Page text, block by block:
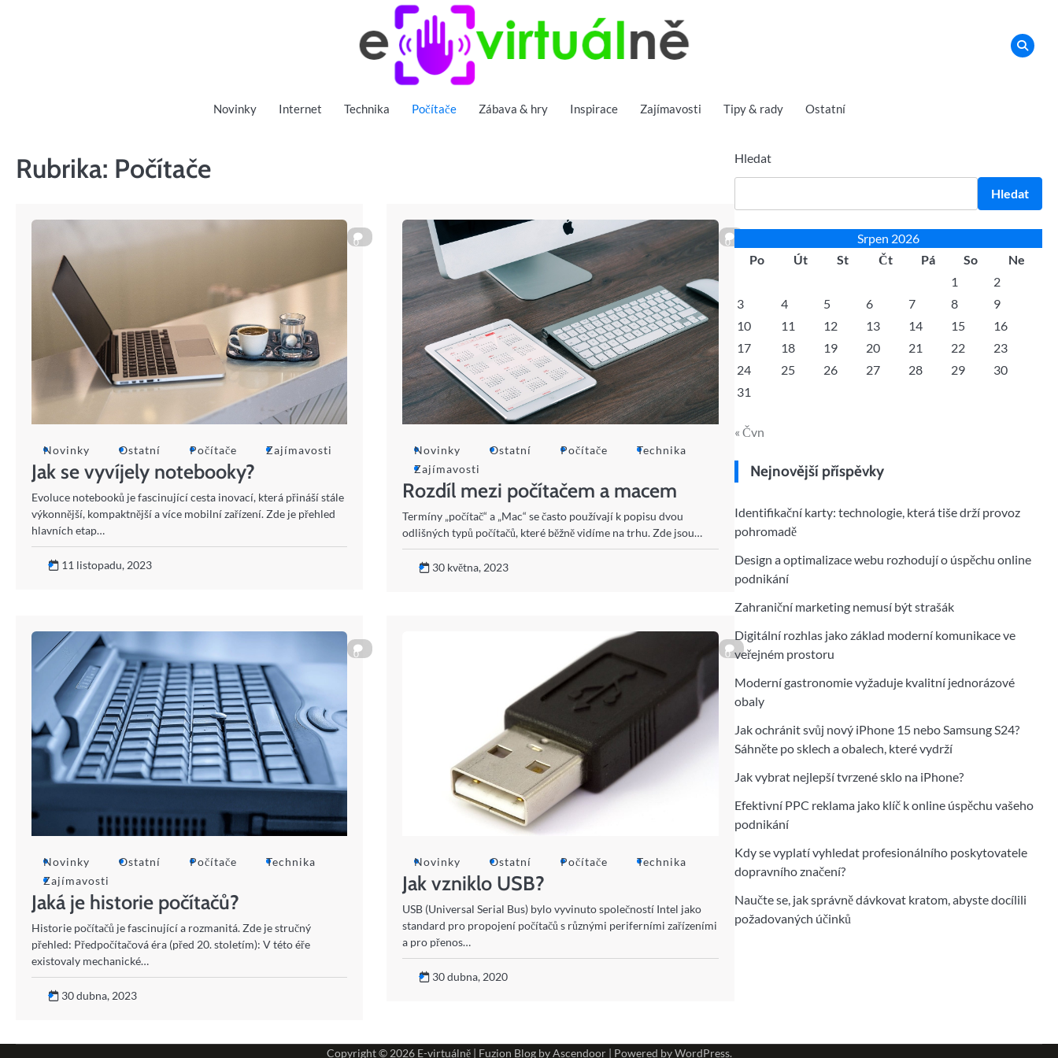
E-virtuálně
Novinky Internet Technika Počítače Zábava & hry Inspirace Zajímavosti Tipy & rady Ostatní
Rubrika: Počítače
0
Novinky Ostatní Počítače Zajímavosti
Jak se vyvíjely notebooky?
Evoluce notebooků je fascinující cesta inovací, která přináší stále
výkonnější, kompaktnější a více mobilní zařízení. Zde je přehled
hlavních etap…
11 listopadu, 2023
0
Novinky Ostatní Počítače
Technika
Zajímavosti
Rozdíl mezi počítačem a macem
Termíny „počítač“ a „Mac“ se často používají k popisu dvou
odlišných typů počítačů, které běžně vidíme na trhu. Zde jsou…
30 května, 2023
0
Novinky Ostatní Počítače
Technika
Zajímavosti
Jaká je historie počítačů?
Historie počítačů je fascinující a rozmanitá. Zde je stručný
přehled: Předpočítačová éra (před 20. stoletím): V této éře
existovaly mechanické…
30 dubna, 2023
0
Novinky Ostatní Počítače Technika
Jak vzniklo USB?
USB (Universal Serial Bus) bylo vyvinuto společností Intel jako
standard pro propojení počítačů s různými periferními zařízeními
a pro přenos…
30 dubna, 2020
Hledat
Hledat
Srpen 2026
Po
Út St Čt Pá So
Ne
1
2
3
4 5 6 7 8
9
10
11 12 13 14 15
16
17
18 19 20 21 22
23
24
25 26 27 28 29
30
31
« Čvn
Nejnovější příspěvky
Identifikační karty: technologie, která tiše drží provoz
pohromadě
Design a optimalizace webu rozhodují o úspěchu online
podnikání
Zahraniční marketing nemusí být strašák
Digitální rozhlas jako základ moderní komunikace ve
veřejném prostoru
Moderní gastronomie vyžaduje kvalitní jednorázové
obaly
Jak ochránit svůj nový iPhone 15 nebo Samsung S24?
Sáhněte po sklech a obalech, které vydrží
Jak vybrat nejlepší tvrzené sklo na iPhone?
Efektivní PPC reklama jako klíč k online úspěchu vašeho
podnikání
Kdy se vyplatí vyhledat profesionálního poskytovatele
dopravního značení?
Naučte se, jak správně dávkovat kratom, abyste docílili
požadovaných účinků
Copyright © 2026 E-virtuálně| Fuzion Blog byAscendoor| Powered byWordPress.